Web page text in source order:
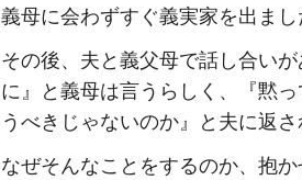
義母に会わずすぐ義実家を出まし
その後、夫と義父母で話し合い
に』と義母は言うらしく、『黙
うべきじゃないのか』と夫に返
なぜそんなことをするのか、抱